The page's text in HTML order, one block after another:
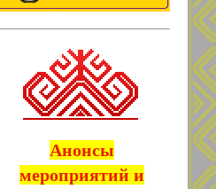
Анонсы
мероприятий и